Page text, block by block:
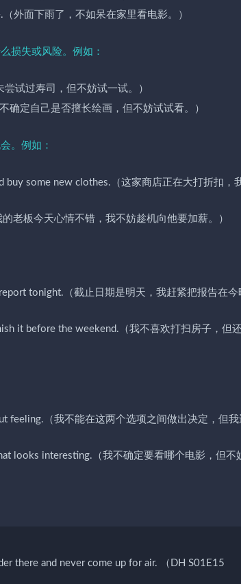
外面下雨了，不如呆在家里看电影。）
损失或风险。例如：
试过寿司，但不妨试一试。）
确定自己是否擅长绘画，但不妨试试看。）
。例如：
buy some new clothes.（这家商店正在大打折扣，
老板今天心情不错，我不妨趁机向他要加薪。）
tonight.（截止日期是明天，我赶紧把报告在今
it before the weekend.（我不喜欢打扫房子，但
feeling.（我不能在这两个选项之间做出决定，但
looks interesting.（我不确定要看哪个电影，但不
there and never come up for air. （DH S01E15